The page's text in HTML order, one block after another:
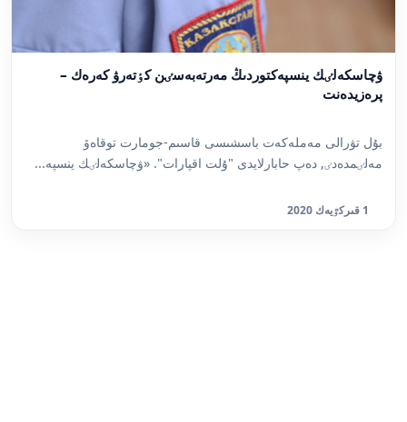
ۋچاسكەلٸك ينسپەكتوردىڭ مەرتەبەسٸن كٶتەرۋ كەرەك –
پرەزيدەنت
بۇل تۋرالى مەملەكەت باسشىسى قاسىم-جومارت توقاەۆ
مەلٸمدەدٸ, دەپ حابارلايدى "ۇلت اقپارات". «ۋچاسكەلٸك ينسپە...
1 قىركٷيەك 2020